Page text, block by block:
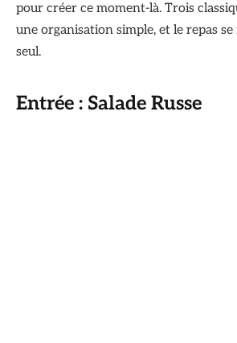
pour créer ce moment-là. Trois
une organisation simple, et le repas
seul.
Entrée : Salade Russe